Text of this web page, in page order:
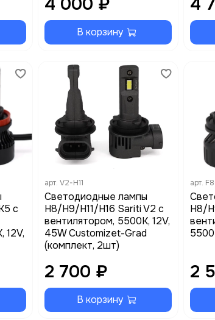
В корзину
с
12V,
арт. V2-H11
Cветодиодные лампы
H8/H9/H11/H16 Sariti V2 с
вентилятором, 5500К, 12V,
45W Customizet-Grad
(комплект, 2шт)
2 700 ₽
В корзину
арт.
H8/
2